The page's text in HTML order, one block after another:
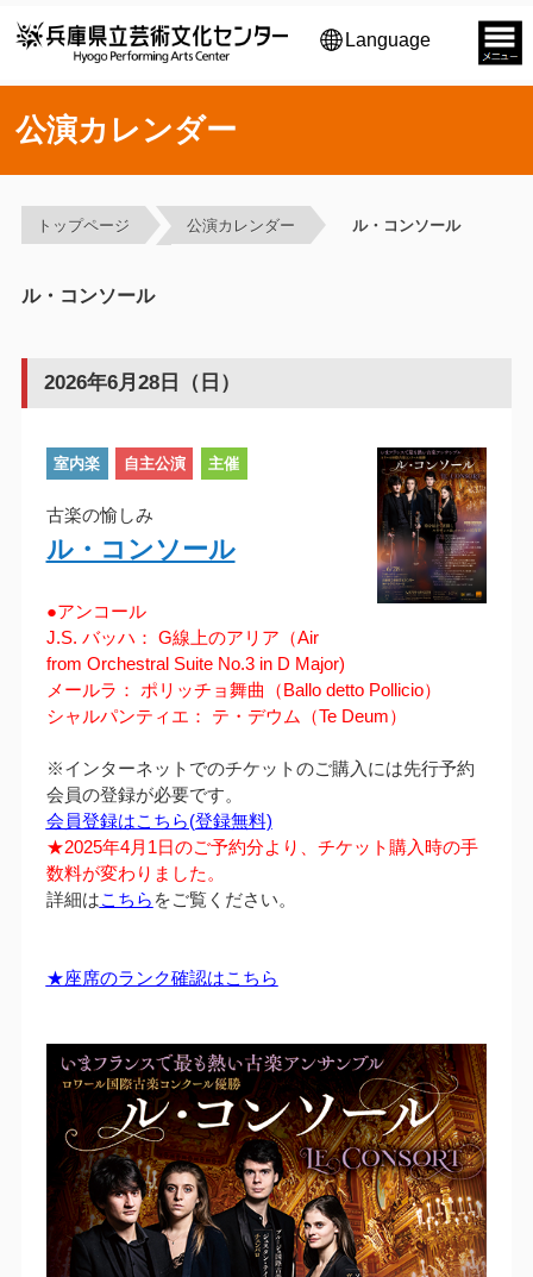
Language
公演カレンダー
トップページ 公演カレンダー ル・コンソール
ル・コンソール
2026年6月28日（日）
室内楽 自主公演 主催
古楽の愉しみ
ル・コンソール
●アンコール
J.S. バッハ： G線上のアリア（Air
from Orchestral Suite No.3 in D Major)
メールラ： ポリッチョ舞曲（Ballo detto Pollicio）
シャルパンティエ： テ・デウム（Te Deum）
※インターネットでのチケットのご購入には先行予約
会員の登録が必要です。
会員登録はこちら(登録無料)
★2025年4月1日のご予約分より、チケット購入時の手
数料が変わりました。
詳細はこちら をご覧ください。
★座席のランク確認はこちら